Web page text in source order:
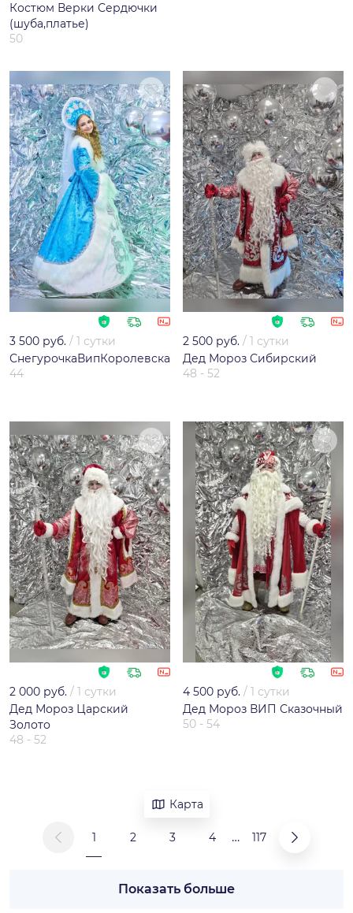
Костюм Верки Сердючки
(шуба,платье)
50
3 500 руб. / 1 сутки
СнегурочкаВипКоролевскаяБирюзовая
44
2 500 руб. / 1 сутки
Дед Мороз Сибирский
48 - 52
2 000 руб. / 1 сутки
Дед Мороз Царский
Золото
48 - 52
4 500 руб. / 1 сутки
Дед Мороз ВИП Сказочный
50 - 54
Карта
1 2 3 4 … 117
Показать больше